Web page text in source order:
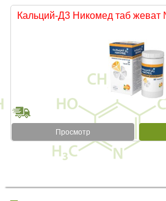
Кальций-Д3 Никомед таб жеват
Просмотр